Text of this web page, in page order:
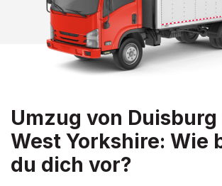
Umzug von Duisburg
West Yorkshire: Wie
du dich vor?